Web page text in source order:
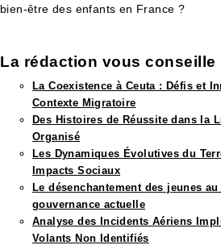
bien-être des enfants en France ?
La rédaction vous conseille​
La Coexistence à Ceuta : Défis et
Contexte Migratoire
Des Histoires de Réussite dans la
Organisé
Les Dynamiques Évolutives du
Impacts Sociaux
Le désenchantement des jeunes
gouvernance actuelle
Analyse des Incidents Aériens
Volants Non Identifiés